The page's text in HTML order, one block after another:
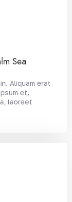
Sea
Aliquam erat
et,
laoreet